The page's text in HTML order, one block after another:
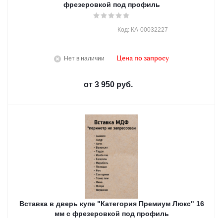
фрезеровкой под профиль
Нет в наличии
Код: КА-00032227
Цена по запросу
от 3 950 руб.
Вставка в дверь купе "Категория Премиум Люкс" 16
мм с фрезеровкой под профиль